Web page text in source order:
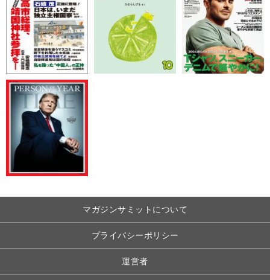
マガジンサミットについて
プライバシーポリシー
運営者